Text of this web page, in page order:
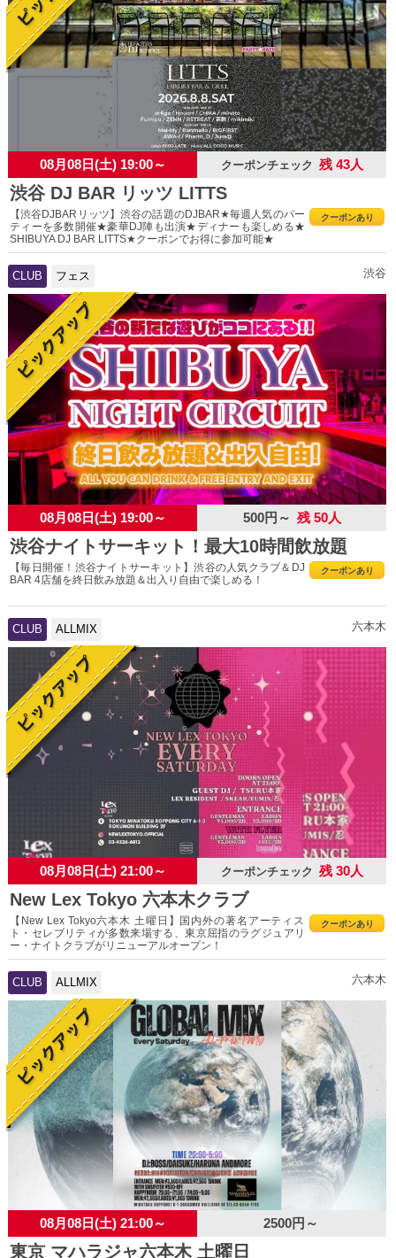
08月08日(土) 19:00～ クーポンチェック 残 43人
渋谷 DJ BAR リッツ LITTS
クーポンあり
【渋谷DJBARリッツ】渋谷の話題のDJBAR★毎週人気のパー
ティーを多数開催★豪華DJ陣も出演★ディナーも楽しめる★
SHIBUYA DJ BAR LITTS★クーポンでお得に参加可能★
CLUB フェス 渋谷
08月08日(土) 19:00～ 500円～ 残 50人
渋谷ナイトサーキット！最大10時間飲放題
クーポンあり
【毎日開催！渋谷ナイトサーキット】渋谷の人気クラブ＆DJ
BAR 4店舗を終日飲み放題＆出入り自由で楽しめる！
CLUB ALLMIX 六本木
08月08日(土) 21:00～ クーポンチェック 残 30人
New Lex Tokyo 六本木クラブ
クーポンあり
【New Lex Tokyo六本木 土曜日】国内外の著名アーティス
ト・セレブリティが多数来場する、東京屈指のラグジュアリ
ー・ナイトクラブがリニューアルオープン！
CLUB ALLMIX 六本木
08月08日(土) 21:00～ 2500円～
東京 マハラジャ六本木 土曜日